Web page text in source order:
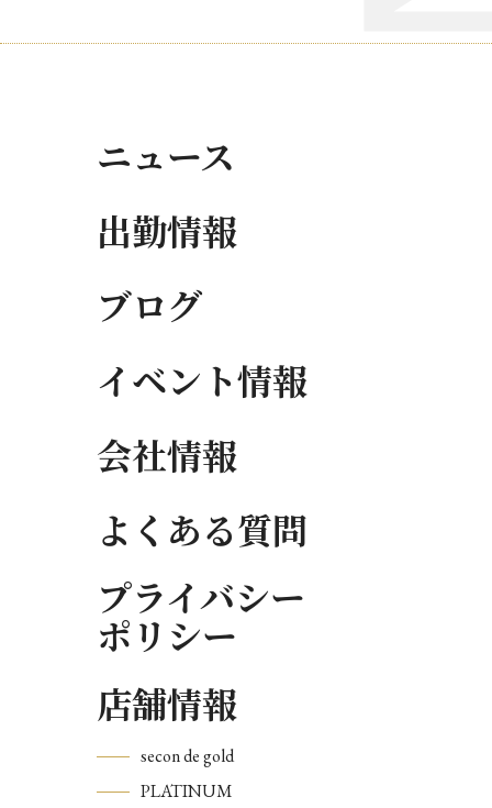
ニュース
出勤情報
ブログ
イベント情報
会社情報
よくある質問
プライバシー
ポリシー
店舗情報
secon de gold
PLATINUM